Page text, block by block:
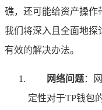
礁，还可能给资产操作
我们将深入且全面地探
有效的解决办法。
网络问题：
定性对于TP钱包